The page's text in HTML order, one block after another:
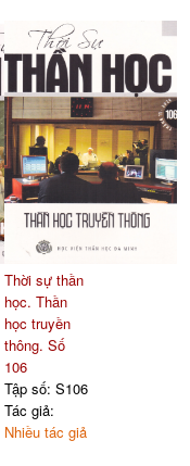
Thời sự thần
học. Thần
học truyền
thông. Số
106
Tập số: S106
Tác giả:
Nhiều tác giả